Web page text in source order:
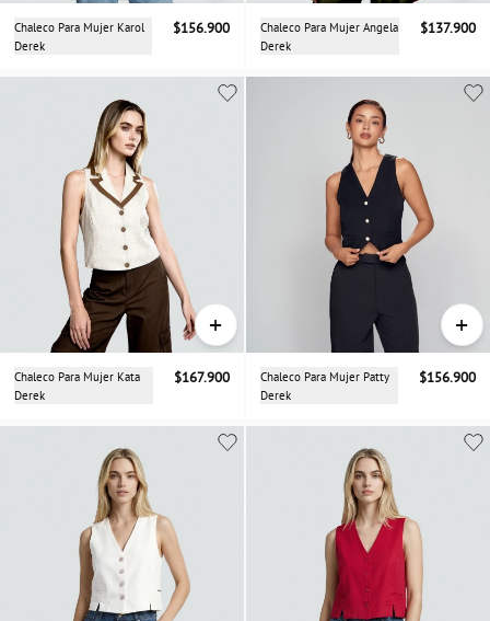
Chaleco Para Mujer Karol
Derek
$156.900
Chaleco Para Mujer Angela
Derek
$137.900
+
Chaleco Para Mujer Kata
Derek
$167.900
+
Chaleco Para Mujer Patty
Derek
$156.900